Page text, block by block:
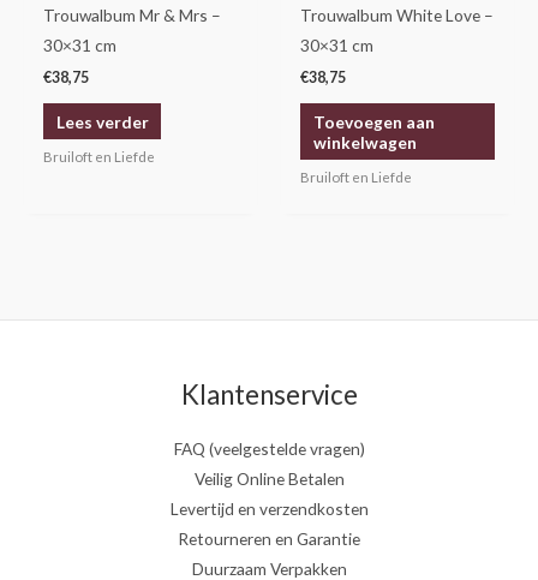
Trouwalbum Mr & Mrs –
30×31 cm
€38,75
Lees verder
Bruiloft en Liefde
Trouwalbum White Love –
30×31 cm
€38,75
Toevoegen aan
winkelwagen
Bruiloft en Liefde
Klantenservice
FAQ (veelgestelde vragen)
Veilig Online Betalen
Levertijd en verzendkosten
Retourneren en Garantie
Duurzaam Verpakken